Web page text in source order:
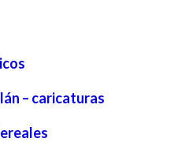
– caricaturas